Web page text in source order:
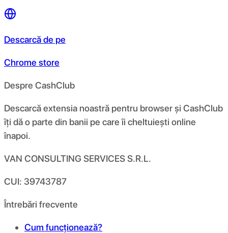
Descarcă de pe
Chrome store
Despre CashClub
Descarcă extensia noastră pentru browser și CashClub
îți dă o parte din banii pe care îi cheltuiești online
înapoi.
VAN CONSULTING SERVICES S.R.L.
CUI: 39743787
Întrebări frecvente
Cum funcționează?